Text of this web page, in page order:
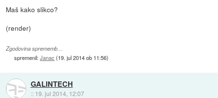
Maš kako slikco?
(render)
Zgodovina sprememb…
spremenil:Janac (19. jul 2014 ob 11:56)
GALINTECH
:: 19. jul 2014, 12:07